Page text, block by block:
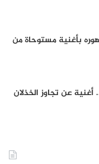
بأغنية مستوحاة من
عن تجاوز الخذلان